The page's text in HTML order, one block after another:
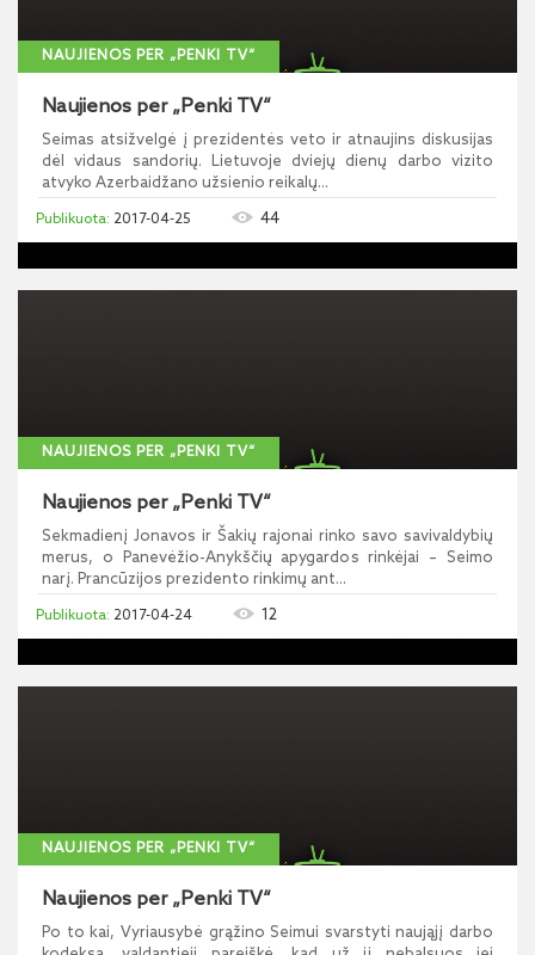
NAUJIENOS PER „PENKI TV“
Naujienos per „Penki TV“
Seimas atsižvelgė į prezidentės veto ir atnaujins diskusijas
dėl vidaus sandorių. Lietuvoje dviejų dienų darbo vizito
atvyko Azerbaidžano užsienio reikalų...
2017-04-25 44
NAUJIENOS PER „PENKI TV“
Naujienos per „Penki TV“
Sekmadienį Jonavos ir Šakių rajonai rinko savo savivaldybių
merus, o Panevėžio-Anykščių apygardos rinkėjai – Seimo
narį. Prancūzijos prezidento rinkimų ant...
2017-04-24 12
NAUJIENOS PER „PENKI TV“
Naujienos per „Penki TV“
Po to kai, Vyriausybė grąžino Seimui svarstyti naująjį darbo